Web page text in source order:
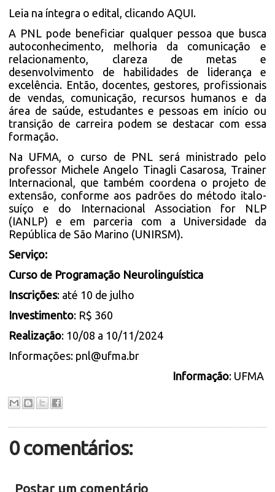
Leia na íntegra o edital, clicando AQUI.
A PNL pode beneficiar qualquer pessoa que busca
autoconhecimento, melhoria da comunicação e
relacionamento, clareza de metas e
desenvolvimento de habilidades de liderança e
excelência. Então, docentes, gestores, profissionais
de vendas, comunicação, recursos humanos e da
área de saúde, estudantes e pessoas em início ou
transição de carreira podem se destacar com essa
formação.
Na UFMA, o curso de PNL será ministrado pelo
professor Michele Angelo Tinagli Casarosa, Trainer
Internacional, que também coordena o projeto de
extensão, conforme aos padrões do método italo-
suíço e do Internacional Association for NLP
(IANLP) e em parceria com a Universidade da
República de São Marino (UNIRSM).
Serviço:
Curso de Programação Neurolinguística
Inscrições: até 10 de julho
Investimento: R$ 360
Realização: 10/08 a 10/11/2024
Informações: pnl@ufma.br
Informação: UFMA
0 comentários:
Postar um comentário